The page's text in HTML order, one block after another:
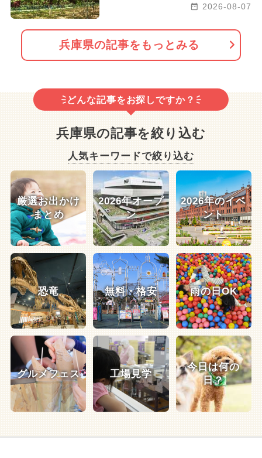
2026-08-07
兵庫県の記事をもっとみる
どんな記事をお探しですか？
兵庫県の記事を絞り込む
人気キーワードで絞り込む
厳選お出かけ
まとめ
2026年オープ
ン
2026年のイベ
ント
恐竜 無料・格安 雨の日OK
グルメフェス 工場見学
今日は何の
日？